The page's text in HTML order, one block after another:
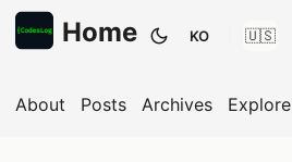
Home
테마 전환
KO
About Posts Archives Explore